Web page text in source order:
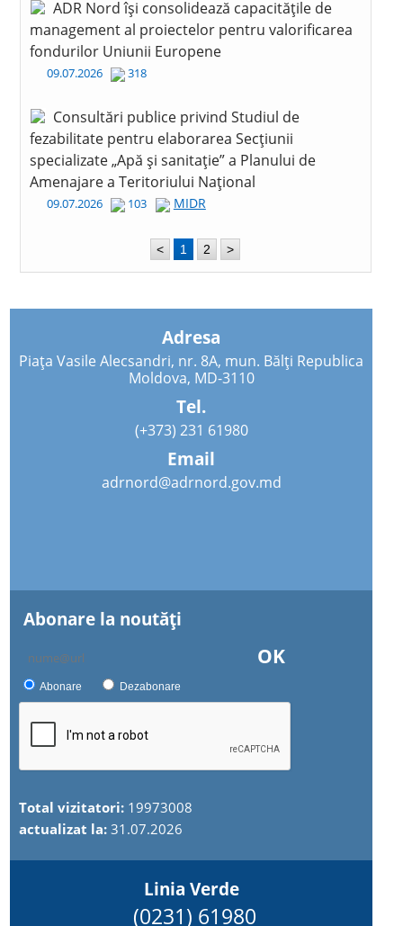
ADR Nord își consolidează capacitățile de
management al proiectelor pentru valorificarea
fondurilor Uniunii Europene
09.07.2026 318
Consultări publice privind Studiul de
fezabilitate pentru elaborarea Secțiunii
specializate „Apă și sanitație” a Planului de
Amenajare a Teritoriului Național
09.07.2026 103 MIDR
< 1 2 >
Adresa
Piața Vasile Alecsandri, nr. 8A, mun. Bălți Republica
Moldova, MD-3110
Tel.
(+373) 231 61980
Email
adrnord@adrnord.gov.md
Abonare la noutăţi
OK
Abonare Dezabonare
Total vizitatori: 19973008
actualizat la:31.07.2026
Linia Verde
(0231) 61980